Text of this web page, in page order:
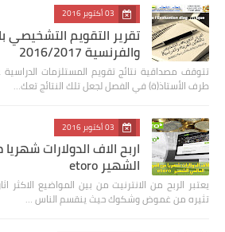
03 أكتوبر 2016
تقرير التقويم التشخيصي
والفرنسية 2016/2017
تتوقف مصداقية نتائج تقويم المستلزمات
طرف الأستاذ(ة) في الفصل لجعل تلك النتائج تعك…
03 أكتوبر 2016
اربح الاف الدولارات
الشهير etoro
يعتبر الربح من الانترنيت من بين المواضيع الاكثر
تثيره من غموض وشكوك حيث ينقسم الناس …